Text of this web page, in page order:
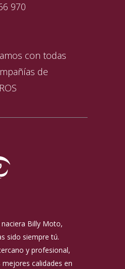
970
con todas
de
Billy Moto,
sido siempre tú.
y profesional,
calidades en